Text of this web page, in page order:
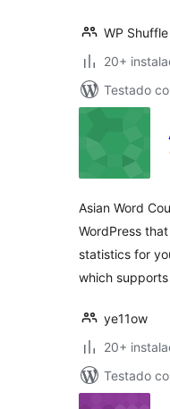
WP Shuffle
20+
Testado
Asian Word
WordPress
statistics for
which
ye11ow
20+
Testado